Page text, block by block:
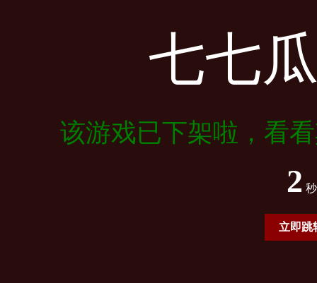
七七
该游戏已下架啦，看
2
立即跳